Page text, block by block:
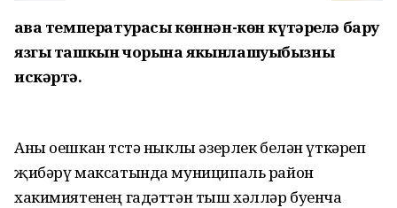
Һава температурасы көннән-көн күтәрелә бару
язгы ташкын чорына якынлашуыбызны
искәртә.
Аны оешкан төстә ныклы әзерлек белән үткәреп
җибәрү максатында муниципаль район
хакимиятенең гадәттән тыш хәлләр буенча